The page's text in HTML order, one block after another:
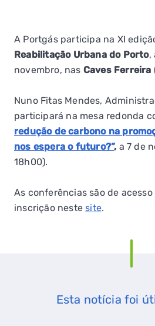
A Portgás participa na XI
Reabilitação Urbana do Porto,
novembro, nas Caves Ferreira
Nuno Fitas Mendes,
participará na mesa redonda
redução de carbono na
nos espera o futuro?”, a 7 de
18h00).
As conferências são de
inscrição nestesite.
Esta notícia foi